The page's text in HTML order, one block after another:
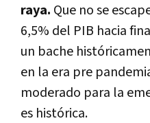
raya. Que no se
6,5% del PIB hacia
un bache
en la era pre
moderado para la
es histórica.